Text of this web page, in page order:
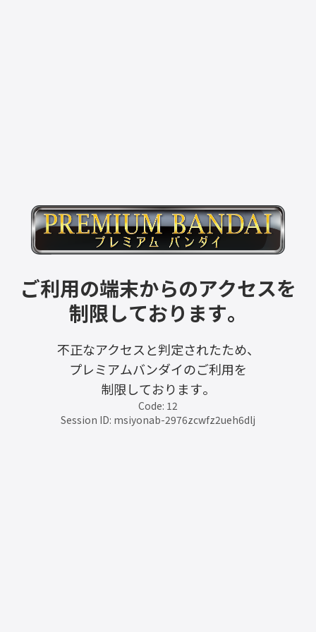
ご利用の端末からのアクセスを
制限しております。
不正なアクセスと判定されたため、
プレミアムバンダイのご利用を
制限しております。
Code: 12
Session ID: msiyonab-2976zcwfz2ueh6dlj